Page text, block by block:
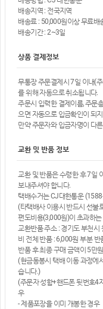
배송지역 : 전국지역
배송료 : 50,000원이상 무료배
배송기간 : 2~3일
상품 결제정보
무통장 주문결제시 7일 이내(
를 위해 자동으로 취소됩니다.
주문시 입력한 결제이름, 주문
으면 자동으로 입금확인이 되
만약 주문자와 입금자명이 다
교환 및 반품 정보
교환 및 반품은 수령한 후 7일
보내주셔야 합니다.
택배수거는 CJ대한통운
(타택배사 이용시 반드시 선불
편도비용(3,000원)이 초과하
교환반품 주소 : 경기도 부천
비 전체 반품 : 6,000원 부분 반
반품 후 최종 구매 금액이 5만
(현금동봉시 택배 이동 과정에
습니다.)
(주문자 성함+핸드폰 뒷번호4
우
- 제품포장을 이미 개봉한 경우